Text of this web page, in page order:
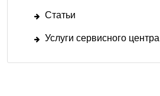
Статьи
Услуги сервисного центра